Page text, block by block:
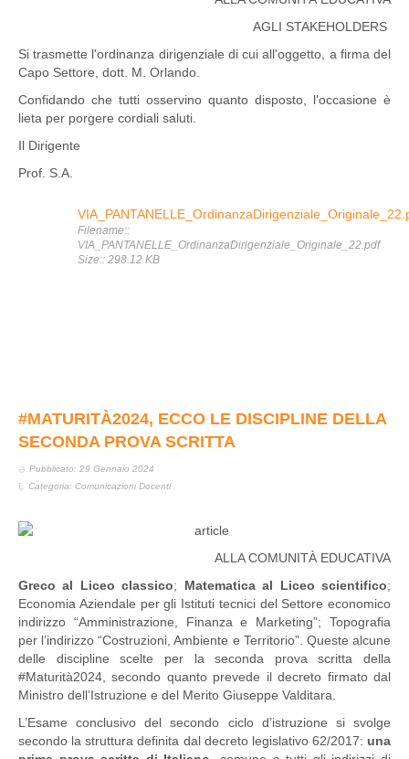
AGLI STAKEHOLDERS
Si trasmette l'ordinanza dirigenziale di cui all'oggetto, a firma del
Capo Settore, dott. M. Orlando.
Confidando che tutti osservino quanto disposto, l'occasione è
lieta per porgere cordiali saluti.
Il Dirigente
Prof. S.A.
Filename::
VIA_PANTANELLE_OrdinanzaDirigenziale_Originale_22.pdf
Size:: 298.12 KB
#MATURITÀ2024, ECCO LE DISCIPLINE DELLA
SECONDA PROVA SCRITTA
Pubblicato: 29 Gennaio 2024
Categoria: Comunicazioni Docenti
ALLA COMUNITÀ EDUCATIVA
Greco al Liceo classico; Matematica al Liceo scientifico;
Economia Aziendale per gli Istituti tecnici del Settore economico
indirizzo “Amministrazione, Finanza e Marketing”; Topografia
per l’indirizzo “Costruzioni, Ambiente e Territorio”. Queste alcune
delle discipline scelte per la seconda prova scritta della
#Maturità2024, secondo quanto prevede il decreto firmato dal
Ministro dell’Istruzione e del Merito Giuseppe Valditara.
L’Esame conclusivo del secondo ciclo d’istruzione si svolge
secondo la struttura definita dal decreto legislativo 62/2017: una